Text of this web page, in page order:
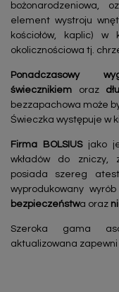
bożonarodzeniowa,
element wystroju
kościołów, kaplic)
okolicznościowa tj.
Ponadczasowy
świecznikiem oraz
bezzapachowa może
Świeczka występuje w
Firma BOLSIUSjako
wkładów do zniczy,
posiada szereg
wyprodukowany
bezpieczeństwa oraz
Szeroka gama
aktualizowana